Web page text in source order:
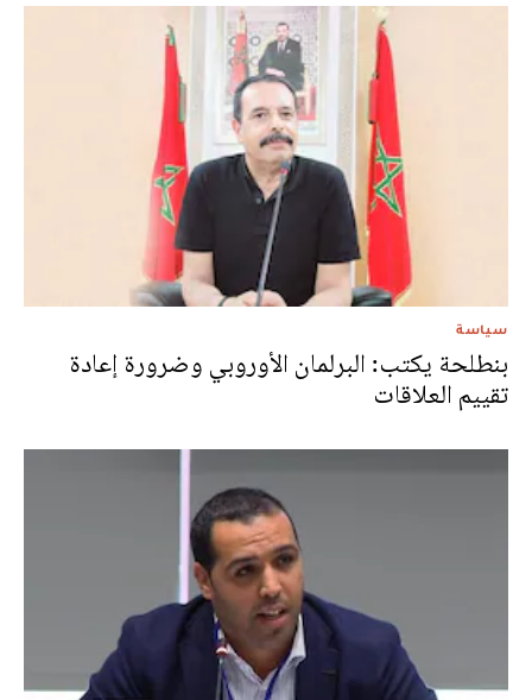
سياسة
بنطلحة يكتب: البرلمان الأوروبي وضرورة إعادة
تقييم العلاقات